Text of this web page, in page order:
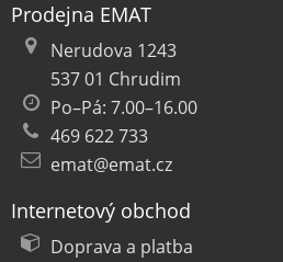
Prodejna EMAT
Nerudova 1243
537 01 Chrudim
Po–Pá: 7.00–16.00
469 622 733
emat@emat.cz
Internetový obchod
Doprava a platba